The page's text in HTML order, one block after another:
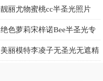
靓丽尤物蜜桃cc半圣光照片
绝色萝莉宋梓诺Bee半圣光专
美丽模特李凌子无圣光无遮精